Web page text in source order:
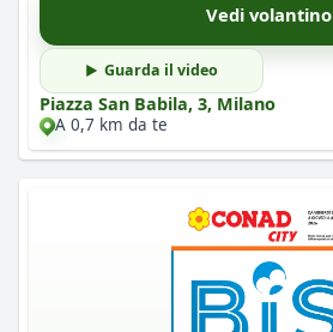
Vedi volantino
Guarda il video
Piazza San Babila, 3, Milano
A 0,7 km da te